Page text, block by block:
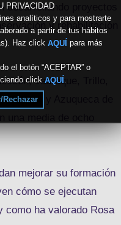
PRIVACIDAD
analíticos y para mostrarte
a partir de tus hábitos
Haz click AQUÍ para más
el botón “ACEPTAR” o
click AQUÍ .
proyectos
y rehabilitación
Jadraque, Trillo,
Torre y Azuqueca de
media de ocho
mejorar su formación
cómo se ejecutan
como ha valorado Rosa